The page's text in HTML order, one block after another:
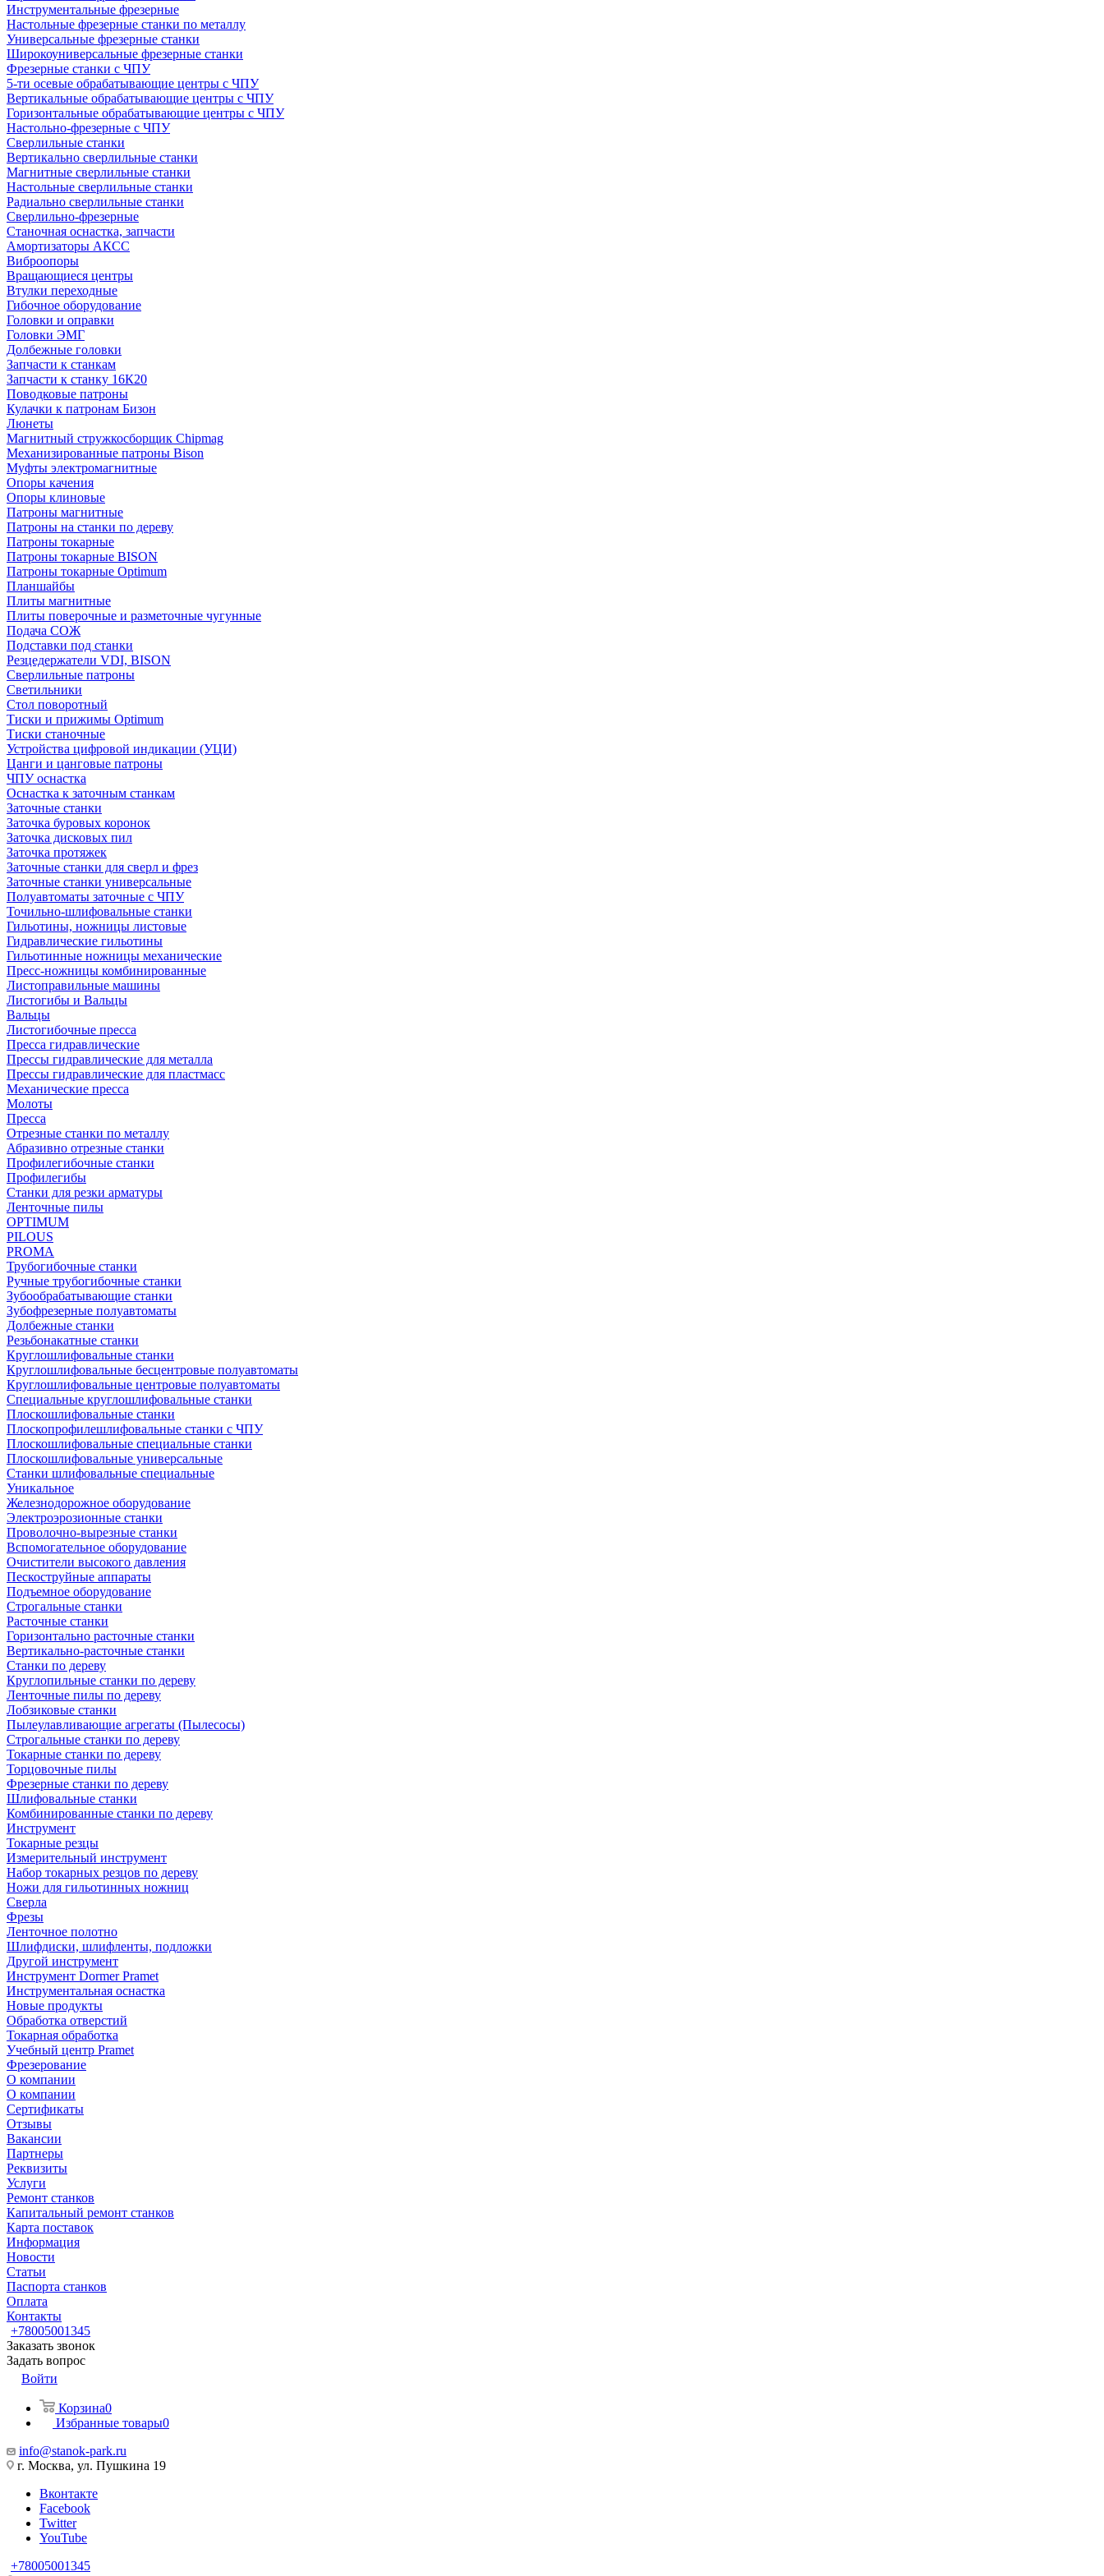
Инструментальные фрезерные
Настольные фрезерные станки по металлу
Универсальные фрезерные станки
Широкоуниверсальные фрезерные станки
Фрезерные станки с ЧПУ
5-ти осевые обрабатывающие центры с ЧПУ
Вертикальные обрабатывающие центры с ЧПУ
Горизонтальные обрабатывающие центры с ЧПУ
Настольно-фрезерные с ЧПУ
Сверлильные станки
Вертикально сверлильные станки
Магнитные сверлильные станки
Настольные сверлильные станки
Радиально сверлильные станки
Сверлильно-фрезерные
Станочная оснастка, запчасти
Амортизаторы АКСС
Виброопоры
Вращающиеся центры
Втулки переходные
Гибочное оборудование
Головки и оправки
Головки ЭМГ
Долбежные головки
Запчасти к станкам
Запчасти к станку 16К20
Поводковые патроны
Кулачки к патронам Бизон
Люнеты
Магнитный стружкосборщик Chipmag
Механизированные патроны Bison
Муфты электромагнитные
Опоры качения
Опоры клиновые
Патроны магнитные
Патроны на станки по дереву
Патроны токарные
Патроны токарные BISON
Патроны токарные Optimum
Планшайбы
Плиты магнитные
Плиты поверочные и разметочные чугунные
Подача СОЖ
Подставки под станки
Резцедержатели VDI, BISON
Сверлильные патроны
Светильники
Стол поворотный
Тиски и прижимы Optimum
Тиски станочные
Устройства цифровой индикации (УЦИ)
Цанги и цанговые патроны
ЧПУ оснастка
Оснастка к заточным станкам
Заточные станки
Заточка буровых коронок
Заточка дисковых пил
Заточка протяжек
Заточные станки для сверл и фрез
Заточные станки универсальные
Полуавтоматы заточные с ЧПУ
Точильно-шлифовальные станки
Гильотины, ножницы листовые
Гидравлические гильотины
Гильотинные ножницы механические
Пресс-ножницы комбинированные
Листоправильные машины
Листогибы и Вальцы
Вальцы
Листогибочные пресса
Пресса гидравлические
Прессы гидравлические для металла
Прессы гидравлические для пластмасс
Механические пресса
Молоты
Пресса
Отрезные станки по металлу
Абразивно отрезные станки
Профилегибочные станки
Профилегибы
Станки для резки арматуры
Ленточные пилы
OPTIMUM
PILOUS
PROMA
Трубогибочные станки
Ручные трубогибочные станки
Зубообрабатывающие станки
Зубофрезерные полуавтоматы
Долбежные станки
Резьбонакатные станки
Круглошлифовальные станки
Круглошлифовальные бесцентровые полуавтоматы
Круглошлифовальные центровые полуавтоматы
Специальные круглошлифовальные станки
Плоскошлифовальные станки
Плоскопрофилешлифовальные станки с ЧПУ
Плоскошлифовальные специальные станки
Плоскошлифовальные универсальные
Станки шлифовальные специальные
Уникальное
Железнодорожное оборудование
Электроэрозионные станки
Проволочно-вырезные станки
Вспомогательное оборудование
Очистители высокого давления
Пескоструйные аппараты
Подъемное оборудование
Строгальные станки
Расточные станки
Горизонтально расточные станки
Вертикально-расточные станки
Станки по дереву
Круглопильные станки по дереву
Ленточные пилы по дереву
Лобзиковые станки
Пылеулавливающие агрегаты (Пылесосы)
Строгальные станки по дереву
Токарные станки по дереву
Торцовочные пилы
Фрезерные станки по дереву
Шлифовальные станки
Комбинированные станки по дереву
Инструмент
Токарные резцы
Измерительный инструмент
Набор токарных резцов по дереву
Ножи для гильотинных ножниц
Сверла
Фрезы
Ленточное полотно
Шлифдиски, шлифленты, подложки
Другой инструмент
Инструмент Dormer Pramet
Инструментальная оснастка
Новые продукты
Обработка отверстий
Токарная обработка
Учебный центр Pramet
Фрезерование
О компании
О компании
Сертификаты
Отзывы
Вакансии
Партнеры
Реквизиты
Услуги
Ремонт станков
Капитальный ремонт станков
Карта поставок
Информация
Новости
Статьи
Паспорта станков
Оплата
Контакты
+78005001345
Заказать звонок
Задать вопрос
Войти
Корзина0
Избранные товары0
info@stanok-park.ru
г. Москва, ул. Пушкина 19
Вконтакте
Facebook
Twitter
YouTube
+78005001345